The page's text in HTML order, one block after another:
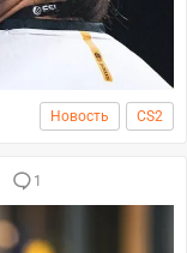
Новость CS2
1